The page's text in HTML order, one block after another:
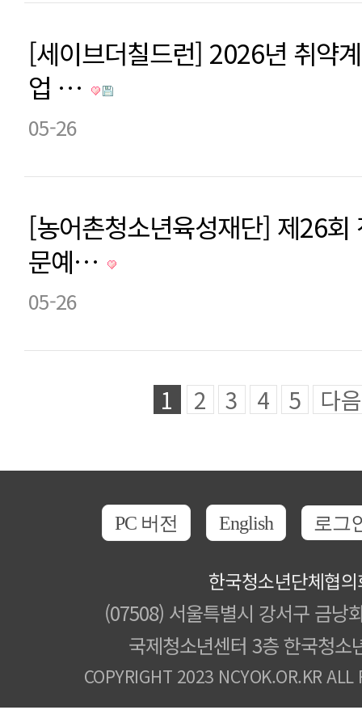
[세이브더칠드런] 2026년 취약
업 …
05-26
[농어촌청소년육성재단] 제26회
문예…
05-26
1 2 3 4 5 다음
PC 버전 English 로그
한국청소년단체협
(07508) 서울특별시 강서구 금낭
국제청소년센터 3층 한국청소
COPYRIGHT 2023 NCYOK.OR.KR ALL